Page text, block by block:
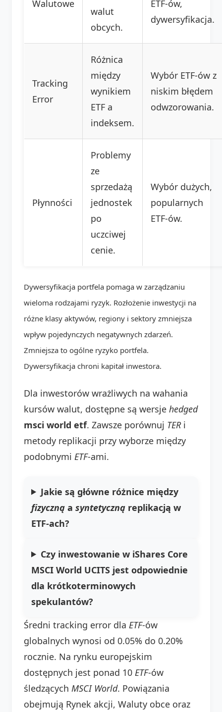
Walutowe
walut
obcych.
ETF-ów,
dywersyfikacja.
Tracking
Error
Różnica
między
wynikiem
ETF a
indeksem.
Wybór ETF-ów z
niskim błędem
odwzorowania.
Płynności
Problemy
ze
sprzedażą
jednostek
po
uczciwej
cenie.
Wybór dużych,
popularnych
ETF-ów.
Dywersyfikacja portfela pomaga w zarządzaniu
wieloma rodzajami ryzyk. Rozłożenie inwestycji na
różne klasy aktywów, regiony i sektory zmniejsza
wpływ pojedynczych negatywnych zdarzeń.
Zmniejsza to ogólne ryzyko portfela.
Dywersyfikacja chroni kapitał inwestora.
Dla inwestorów wrażliwych na wahania
kursów walut, dostępne są wersje hedged
msci world etf. Zawsze porównuj TERi
metody replikacji przy wyborze między
podobnymi ETF-ami.
Jakie są główne różnice między
fizyczną a syntetyczną replikacją w
ETF-ach?
Czy inwestowanie w iShares Core
MSCI World UCITS jest odpowiednie
dla krótkoterminowych
spekulantów?
Średni tracking error dla ETF-ów
globalnych wynosi od 0.05% do 0.20%
rocznie. Na rynku europejskim
dostępnych jest ponad 10 ETF-ów
śledzących MSCI World. Powiązania
obejmują Rynek akcji, Waluty obce oraz